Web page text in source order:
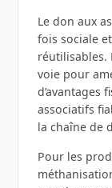
Le don aux
fois sociale
réutilisables.
voie pour
d’avantages
associatifs
la chaîne de
Pour les